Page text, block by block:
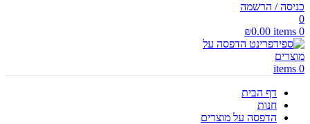
כניסה / הרשמה
0
0
items
₪0.00
0
items
דף הבית
חנות
הדפסה על מוצרים